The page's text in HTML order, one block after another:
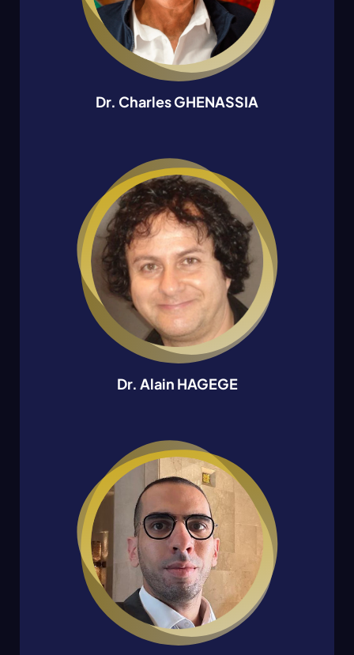
Dr. Charles GHENASSIA
Dr. Alain HAGEGE